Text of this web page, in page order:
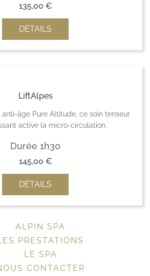
135,00 €
DÉTAILS
LiftAlpes
anti-âge Pure Altitude, ce soin tenseur
active la micro-circulation.
Durée 1h30
145,00 €
DÉTAILS
ALPIN SPA
PRESTATIONS
LE SPA
CONTACTER